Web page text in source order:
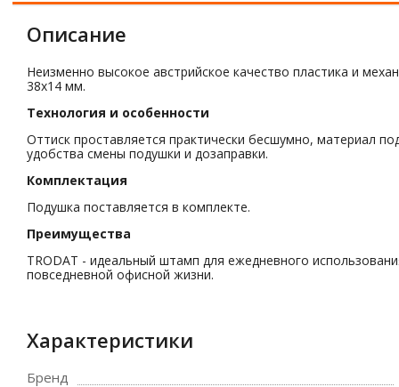
Описание
Неизменно высокое австрийское качество пластика и
38х14 мм.
Технология и особенности
Оттиск проставляется практически бесшумно, материал
удобства смены подушки и дозаправки.
Комплектация
Подушка поставляется в комплекте.
Преимущества
TRODAT - идеальный штамп для ежедневного
повседневной офисной жизни.
Характеристики
Бренд